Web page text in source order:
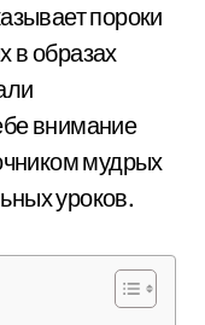
пороки
в образах
внимание
мудрых
уроков.